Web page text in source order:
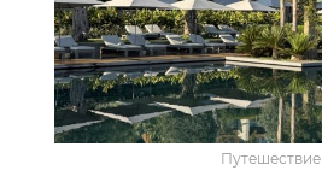
Путешествие